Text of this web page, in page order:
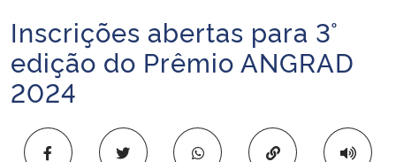
Ministério da Infraestrutura
Ministério da Agricultura, Pecuária e Abastecimento
Ministério da Educação
Início do conteúdo
Inscrições abertas para 3°
edição do Prêmio ANGRAD
2024
Copiar para área